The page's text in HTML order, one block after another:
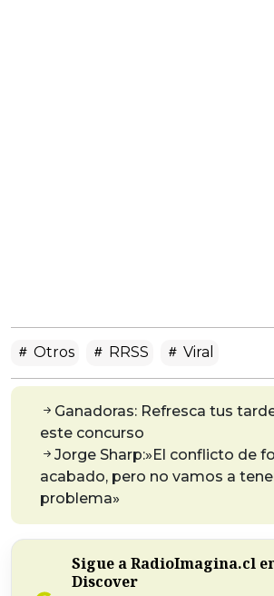
Otros RRSS Viral
Ganadoras: Refresca tus
este concurso
Jorge Sharp:»El conflicto de
acabado, pero no vamos a
problema»
Sigue a RadioImagina.cl
Discover